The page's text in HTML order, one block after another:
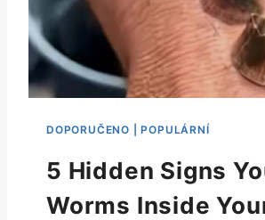
5 Hidden Signs
Worms Inside